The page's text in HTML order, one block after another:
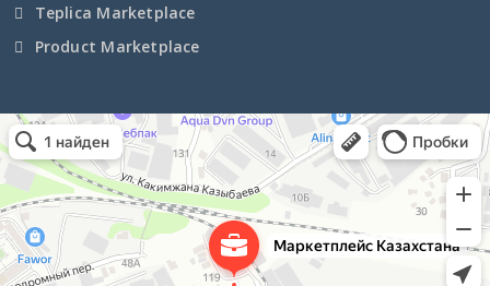
Teplica Marketplace
Product Marketplace
Маркетплейс Казахстана
Рекламное агентство в Алматы
Информационное агентство в Алматы